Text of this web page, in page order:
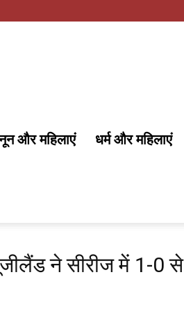
और महिलाएं धर्म और महिलाएं
ने सीरीज में 1-0 से